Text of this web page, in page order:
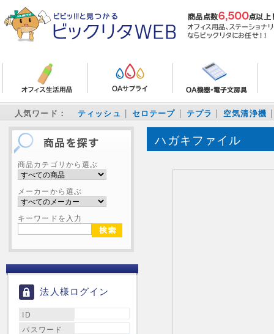
人気ワード： ティッシュ セロテープ テプラ 空気清浄機
商品カテゴリから選ぶ
メーカーから選ぶ
キーワードを入力
法人様ログイン
ID
パスワード
ハガキファイル